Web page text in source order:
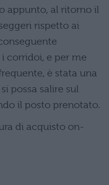
appunto, al ritorno il
rispetto ai
corridoi, e per me
è stata una
possa salire sul
il posto prenotato.
di acquisto on-